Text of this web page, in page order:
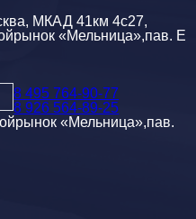
МКАД 41км 4с27,
«Мельница»,пав. Е
8 495 764-90-77
8 926 564-89-25
«Мельница»,пав.